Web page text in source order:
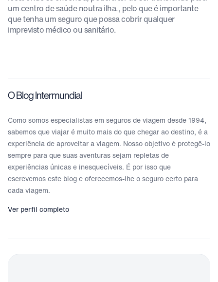
um centro de saúde noutra ilha., pelo que é importante
que tenha um seguro que possa cobrir qualquer
imprevisto médico ou sanitário.
O Blog Intermundial
Como somos especialistas em seguros de viagem desde 1994,
sabemos que viajar é muito mais do que chegar ao destino, é a
experiência de aproveitar a viagem. Nosso objetivo é protegê-lo
sempre para que suas aventuras sejam repletas de
experiências únicas e inesquecíveis. É por isso que
escrevemos este blog e oferecemos-lhe o seguro certo para
cada viagem.
Ver perfil completo